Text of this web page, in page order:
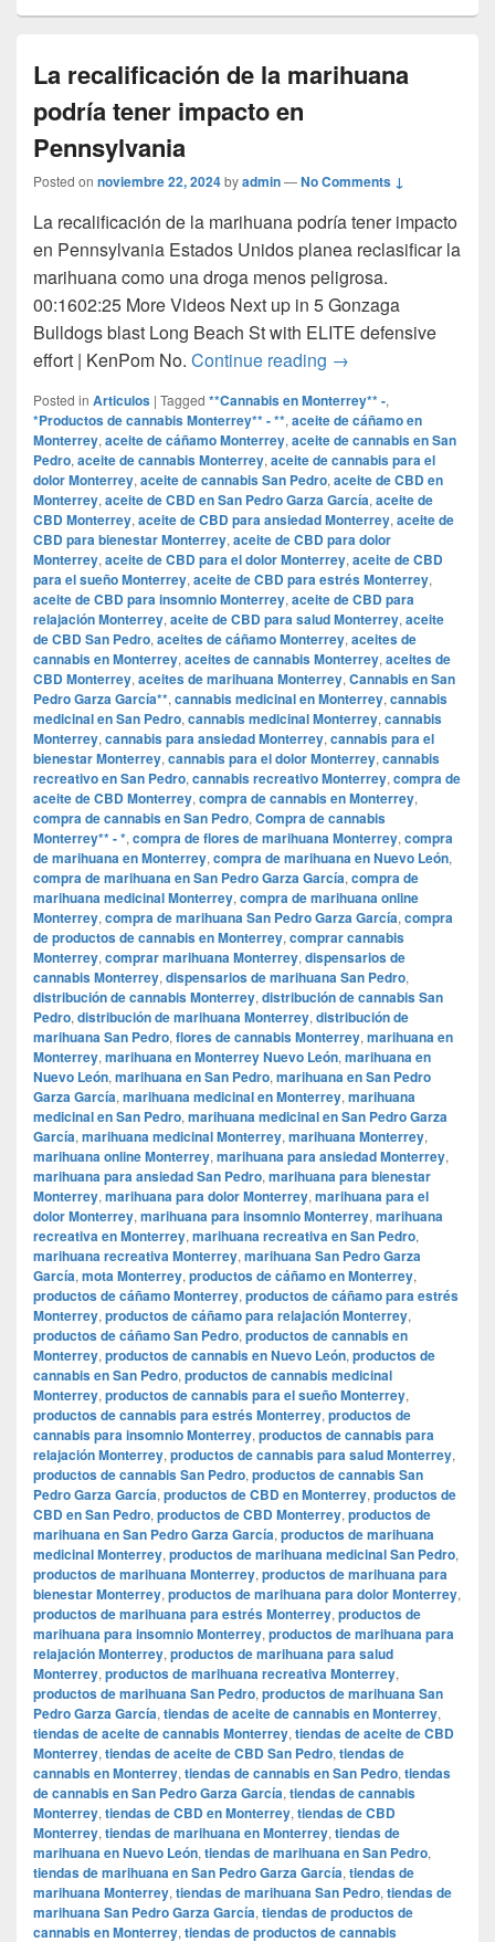
La recalificación de la marihuana
podría tener impacto en
Pennsylvania
Posted on noviembre 22, 2024byadmin—No Comments ↓
La recalificación de la marihuana podría tener impacto
en Pennsylvania Estados Unidos planea reclasificar la
marihuana como una droga menos peligrosa.
00:1602:25 More Videos Next up in 5 Gonzaga
Bulldogs blast Long Beach St with ELITE defensive
effort | KenPom No. Continue reading La recalificación de
→
Posted in Articulos | Tagged **Cannabis en Monterrey** -,
*Productos de cannabis Monterrey** - **, aceite de cáñamo en
Monterrey, aceite de cáñamo Monterrey, aceite de cannabis en San
Pedro, aceite de cannabis Monterrey, aceite de cannabis para el
dolor Monterrey, aceite de cannabis San Pedro, aceite de CBD en
Monterrey, aceite de CBD en San Pedro Garza García, aceite de
CBD Monterrey, aceite de CBD para ansiedad Monterrey, aceite de
CBD para bienestar Monterrey, aceite de CBD para dolor
Monterrey, aceite de CBD para el dolor Monterrey, aceite de CBD
para el sueño Monterrey, aceite de CBD para estrés Monterrey,
aceite de CBD para insomnio Monterrey, aceite de CBD para
relajación Monterrey, aceite de CBD para salud Monterrey, aceite
de CBD San Pedro, aceites de cáñamo Monterrey, aceites de
cannabis en Monterrey, aceites de cannabis Monterrey, aceites de
CBD Monterrey, aceites de marihuana Monterrey, Cannabis en San
Pedro Garza García**, cannabis medicinal en Monterrey, cannabis
medicinal en San Pedro, cannabis medicinal Monterrey, cannabis
Monterrey, cannabis para ansiedad Monterrey, cannabis para el
bienestar Monterrey, cannabis para el dolor Monterrey, cannabis
recreativo en San Pedro, cannabis recreativo Monterrey, compra de
aceite de CBD Monterrey, compra de cannabis en Monterrey,
compra de cannabis en San Pedro, Compra de cannabis
Monterrey** - *, compra de flores de marihuana Monterrey, compra
de marihuana en Monterrey, compra de marihuana en Nuevo León,
compra de marihuana en San Pedro Garza García, compra de
marihuana medicinal Monterrey, compra de marihuana online
Monterrey, compra de marihuana San Pedro Garza García, compra
de productos de cannabis en Monterrey, comprar cannabis
Monterrey, comprar marihuana Monterrey, dispensarios de
cannabis Monterrey, dispensarios de marihuana San Pedro,
distribución de cannabis Monterrey, distribución de cannabis San
Pedro, distribución de marihuana Monterrey, distribución de
marihuana San Pedro, flores de cannabis Monterrey, marihuana en
Monterrey, marihuana en Monterrey Nuevo León, marihuana en
Nuevo León, marihuana en San Pedro, marihuana en San Pedro
Garza García, marihuana medicinal en Monterrey, marihuana
medicinal en San Pedro, marihuana medicinal en San Pedro Garza
García, marihuana medicinal Monterrey, marihuana Monterrey,
marihuana online Monterrey, marihuana para ansiedad Monterrey,
marihuana para ansiedad San Pedro, marihuana para bienestar
Monterrey, marihuana para dolor Monterrey, marihuana para el
dolor Monterrey, marihuana para insomnio Monterrey, marihuana
recreativa en Monterrey, marihuana recreativa en San Pedro,
marihuana recreativa Monterrey, marihuana San Pedro Garza
García, mota Monterrey, productos de cáñamo en Monterrey,
productos de cáñamo Monterrey, productos de cáñamo para estrés
Monterrey, productos de cáñamo para relajación Monterrey,
productos de cáñamo San Pedro, productos de cannabis en
Monterrey, productos de cannabis en Nuevo León, productos de
cannabis en San Pedro, productos de cannabis medicinal
Monterrey, productos de cannabis para el sueño Monterrey,
productos de cannabis para estrés Monterrey, productos de
cannabis para insomnio Monterrey, productos de cannabis para
relajación Monterrey, productos de cannabis para salud Monterrey,
productos de cannabis San Pedro, productos de cannabis San
Pedro Garza García, productos de CBD en Monterrey, productos de
CBD en San Pedro, productos de CBD Monterrey, productos de
marihuana en San Pedro Garza García, productos de marihuana
medicinal Monterrey, productos de marihuana medicinal San Pedro,
productos de marihuana Monterrey, productos de marihuana para
bienestar Monterrey, productos de marihuana para dolor Monterrey,
productos de marihuana para estrés Monterrey, productos de
marihuana para insomnio Monterrey, productos de marihuana para
relajación Monterrey, productos de marihuana para salud
Monterrey, productos de marihuana recreativa Monterrey,
productos de marihuana San Pedro, productos de marihuana San
Pedro Garza García, tiendas de aceite de cannabis en Monterrey,
tiendas de aceite de cannabis Monterrey, tiendas de aceite de CBD
Monterrey, tiendas de aceite de CBD San Pedro, tiendas de
cannabis en Monterrey, tiendas de cannabis en San Pedro, tiendas
de cannabis en San Pedro Garza García, tiendas de cannabis
Monterrey, tiendas de CBD en Monterrey, tiendas de CBD
Monterrey, tiendas de marihuana en Monterrey, tiendas de
marihuana en Nuevo León, tiendas de marihuana en San Pedro,
tiendas de marihuana en San Pedro Garza García, tiendas de
marihuana Monterrey, tiendas de marihuana San Pedro, tiendas de
marihuana San Pedro Garza García, tiendas de productos de
cannabis en Monterrey, tiendas de productos de cannabis